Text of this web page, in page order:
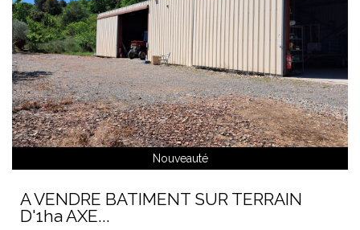
Nouveauté
A VENDRE BATIMENT SUR TERRAIN
D'1ha AXE...